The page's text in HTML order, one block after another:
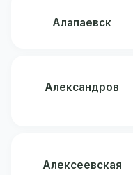
Алапаевск
Александров
Алексеевская